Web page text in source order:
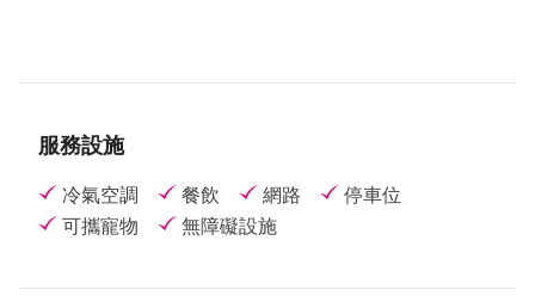
服務設施
冷氣空調 餐飲 網路
停車位
可攜寵物
無障礙設施